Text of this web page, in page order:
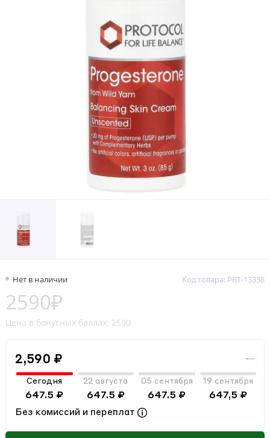
Нет в наличии Код товара: PRT-13338
2590₽
Цена в бонусных баллах: 2590
2,590 ₽
Сегодня
647.5 ₽
22 августа
647.5 ₽
05 сентября
647.5 ₽
19 сентября
647,5 ₽
Без комиссий и переплат